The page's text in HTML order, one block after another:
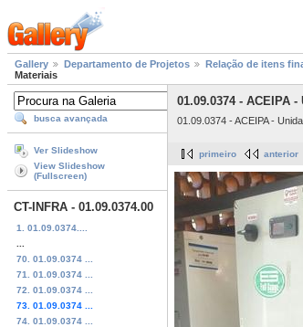
Gallery Departamento de Projetos Relação de itens
Materiais
busca avançada
Ver Slideshow
View Slideshow
(Fullscreen)
CT-INFRA - 01.09.0374.00
1. 01.09.0374....
70. 01.09.0374 ...
71. 01.09.0374 ...
72. 01.09.0374 ...
73. 01.09.0374 ...
74. 01.09.0374 ...
01.09.0374 - ACEIPA
01.09.0374 - ACEIPA -
primeiro anterior